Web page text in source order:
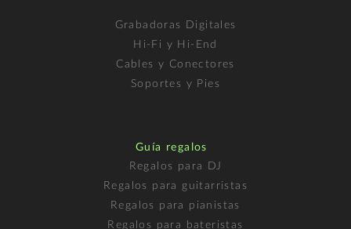
Grabadoras Digitales
Hi-Fi y Hi-End
Cables y Conectores
Soportes y Pies
Guía regalos
Regalos para DJ
Regalos para guitarristas
Regalos para pianistas
Regalos para bateristas